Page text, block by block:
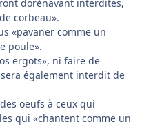
dorénavant interdites,
corbeau».
«pavaner comme un
poule».
ergots», ni faire de
également interdit de
oeufs à ceux qui
qui «chantent comme un